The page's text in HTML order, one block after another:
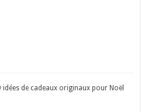
idées de cadeaux originaux pour Noël